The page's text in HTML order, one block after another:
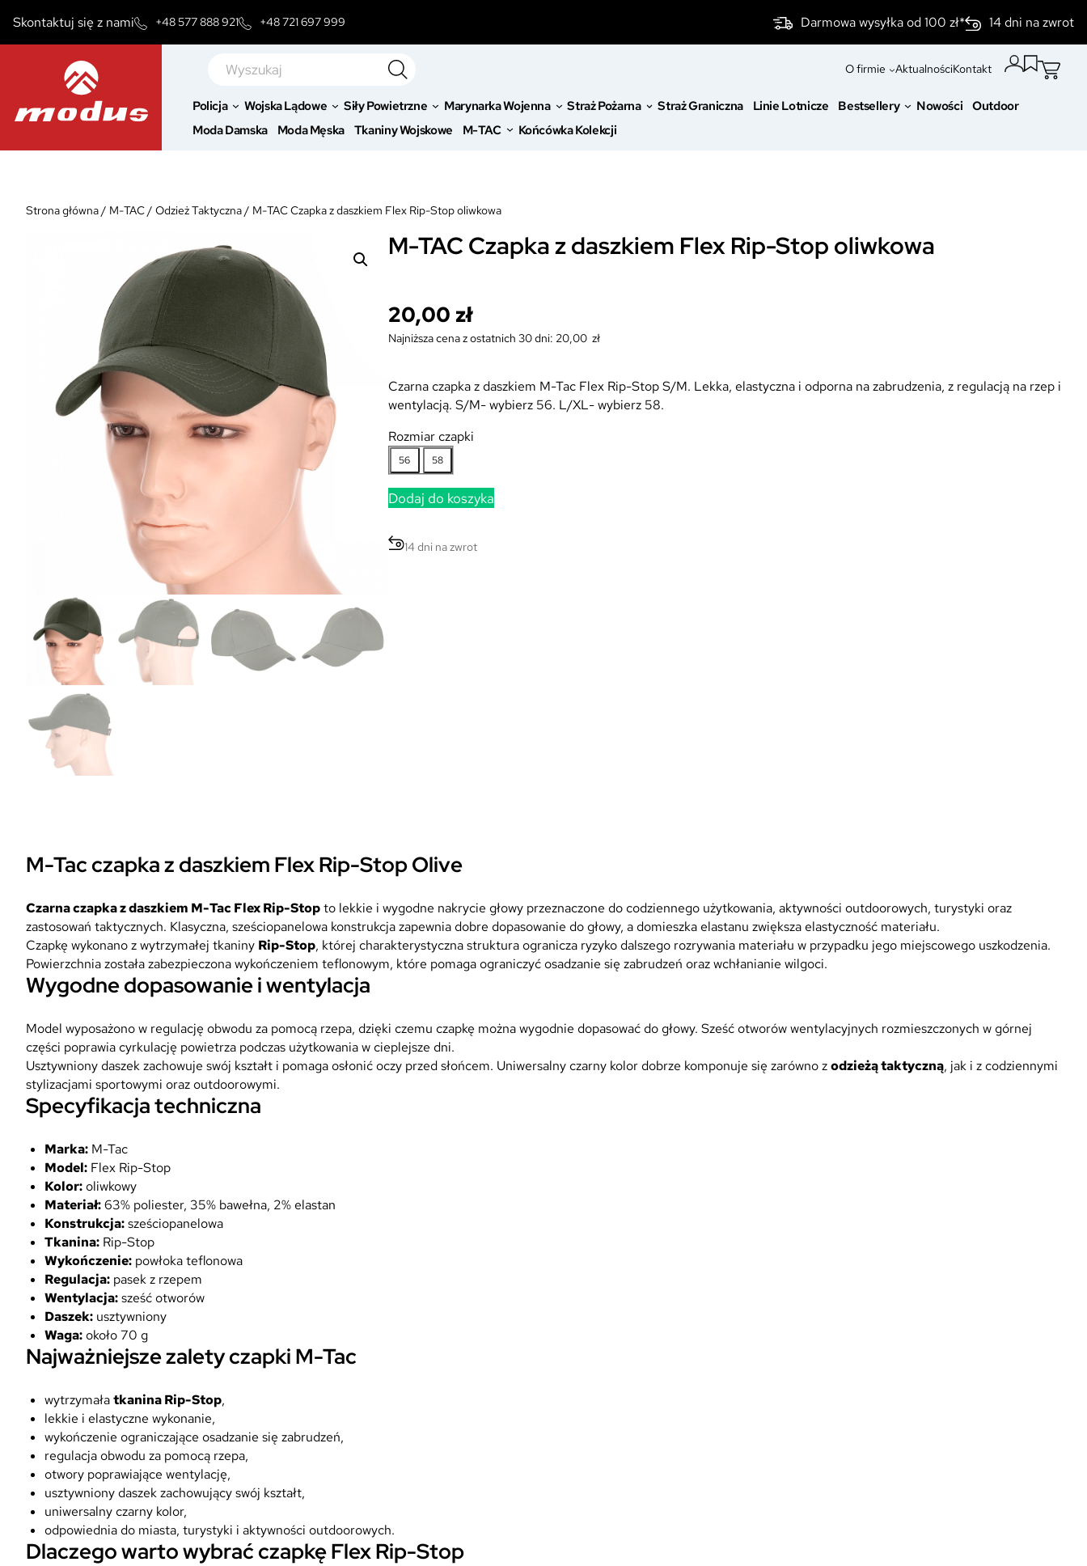
do
treści
Skontaktuj się z nami +48 577 888 921 +48 721 697 999 Darmowa wysyłka od 100 zł* 14 dni na zwrot
Szukaj O firmie AktualnościKontakt
Policja Wojska Lądowe Siły Powietrzne Marynarka Wojenna Straż Pożarna Straż Graniczna Linie Lotnicze Bestsellery Nowości
Outdoor
Moda Damska
Moda Męska Tkaniny Wojskowe M-TAC Końcówka Kolekcji
Strona główna/ M-TAC/ Odzież Taktyczna/ M-TAC Czapka z daszkiem Flex Rip-Stop oliwkowa
M-TAC Czapka z daszkiem Flex Rip-Stop oliwkowa
20,00 zł
Najniższa cena z ostatnich 30 dni: 20,00 zł
Czarna czapka z daszkiem M-Tac Flex Rip-Stop S/M. Lekka, elastyczna i odporna na zabrudzenia, z regulacją na rzep i
wentylacją. S/M- wybierz 56. L/XL- wybierz 58.
Rozmiar czapki
56 58
Dodaj do koszyka
14 dni na zwrot
M-Tac czapka z daszkiem Flex Rip-Stop Olive
Czarna czapka z daszkiem M-Tac Flex Rip-Stopto lekkie i wygodne nakrycie głowy przeznaczone do codziennego użytkowania, aktywności outdoorowych, turystyki oraz
zastosowań taktycznych. Klasyczna, sześciopanelowa konstrukcja zapewnia dobre dopasowanie do głowy, a domieszka elastanu zwiększa elastyczność materiału.
Czapkę wykonano z wytrzymałej tkaniny Rip-Stop, której charakterystyczna struktura ogranicza ryzyko dalszego rozrywania materiału w przypadku jego miejscowego uszkodzenia.
Powierzchnia została zabezpieczona wykończeniem teflonowym, które pomaga ograniczyć osadzanie się zabrudzeń oraz wchłanianie wilgoci.
Wygodne dopasowanie i wentylacja
Model wyposażono w regulację obwodu za pomocą rzepa, dzięki czemu czapkę można wygodnie dopasować do głowy. Sześć otworów wentylacyjnych rozmieszczonych w górnej
części poprawia cyrkulację powietrza podczas użytkowania w cieplejsze dni.
Usztywniony daszek zachowuje swój kształt i pomaga osłonić oczy przed słońcem. Uniwersalny czarny kolor dobrze komponuje się zarówno zodzieżą taktyczną, jak i z codziennymi
stylizacjami sportowymi oraz outdoorowymi.
Specyfikacja techniczna
Marka: M-Tac
Model: Flex Rip-Stop
Kolor:oliwkowy
Materiał:63% poliester, 35% bawełna, 2% elastan
Konstrukcja:sześciopanelowa
Tkanina: Rip-Stop
Wykończenie: powłoka teflonowa
Regulacja: pasek z rzepem
Wentylacja:sześć otworów
Daszek: usztywniony
Waga:około 70 g
Najważniejsze zalety czapki M-Tac
wytrzymałatkanina Rip-Stop,
lekkie i elastyczne wykonanie,
wykończenie ograniczające osadzanie się zabrudzeń,
regulacja obwodu za pomocą rzepa,
otwory poprawiające wentylację,
usztywniony daszek zachowujący swój kształt,
uniwersalny czarny kolor,
odpowiednia do miasta, turystyki i aktywności outdoorowych.
Dlaczego warto wybrać czapkę Flex Rip-Stop